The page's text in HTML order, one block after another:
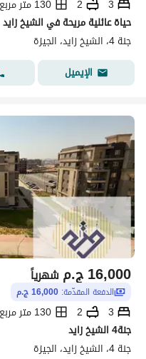
3
2
130 متر مربع
حياة عائلية مريحة في الشيخ زايد
جنة 4، الشيخ زايد، الجيزة
الإيميل
ج.م16,000 شهرياً
الدفعة المقدّمة: 16,000 ج.م
3
2
130 متر مربع
جنة4 الشيخ زايد
جنة 4، الشيخ زايد، الجيزة